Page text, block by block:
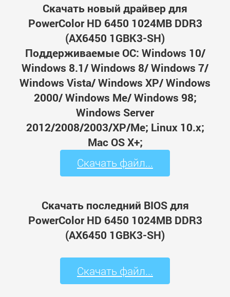
Скачать новый драйвер для
PowerColor HD 6450 1024MB DDR3
(AX6450 1GBK3-SH)
Поддерживаемые ОС: Windows 10/
Windows 8.1/ Windows 8/ Windows 7/
Windows Vista/ Windows XP/ Windows
2000/ Windows Me/ Windows 98;
Windows Server
2012/2008/2003/XP/Me; Linux 10.x;
Mac OS X+;
Скачать файл...
Скачать последний BIOS для
PowerColor HD 6450 1024MB DDR3
(AX6450 1GBK3-SH)
Скачать файл...